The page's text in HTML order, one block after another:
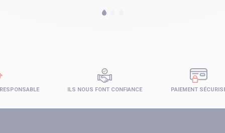
PAIEMENT
ILS NOUS FONT CONFIANCE